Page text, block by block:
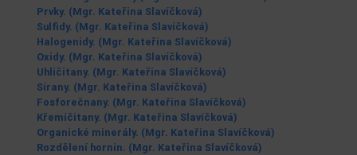
Prvky. (Mgr. Kateřina Slavíčková)
Sulfidy. (Mgr. Kateřina Slavíčková)
Halogenidy. (Mgr. Kateřina Slavíčková)
Oxidy. (Mgr. Kateřina Slavíčková)
Uhličitany. (Mgr. Kateřina Slavíčková)
Sírany. (Mgr. Kateřina Slavíčková)
Fosforečnany. (Mgr. Kateřina Slavíčková)
Křemičitany. (Mgr. Kateřina Slavíčková)
Organické minerály. (Mgr. Kateřina Slavíčková)
Rozdělení hornin. (Mgr. Kateřina Slavíčková)